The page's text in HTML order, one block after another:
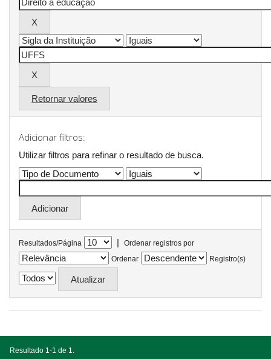
Retornar valores
Adicionar filtros:
Utilizar filtros para refinar o resultado de busca.
Resultados/Página |
Ordenar registros por
Ordenar
Registro(s)
Resultado 1-1 de 1.